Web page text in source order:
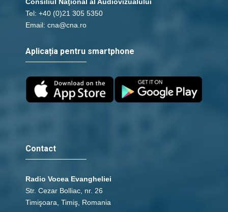
Tel: +40 (0)21 305 5350
Email: cna@cna.ro
Aplicația pentru smartphone
Contact
Radio Vocea Evangheliei
Str. Cezar Bolliac, nr. 26
Timişoara, Timiş, Romania